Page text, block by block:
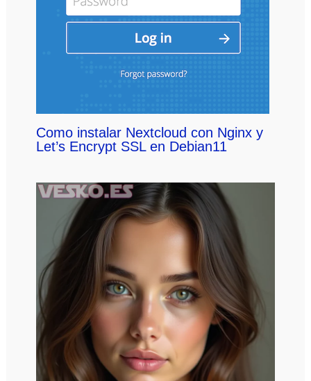
Como instalar Nextcloud con Nginx y
Let’s Encrypt SSL en Debian11